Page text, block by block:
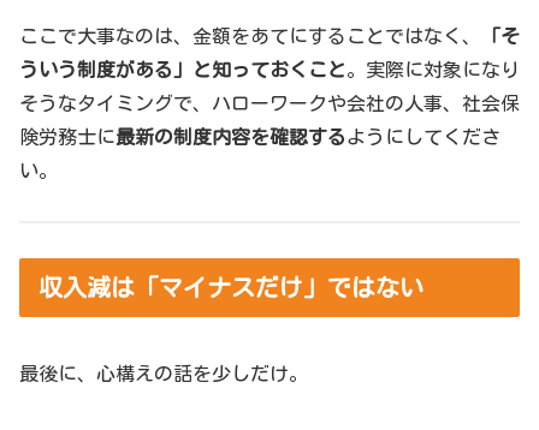
ここで大事なのは、金額をあてにすることではなく、
「そ
ういう制度がある」と知っておくこと。実際に対象になり
そうなタイミングで、ハローワークや会社の人事、社会保
険労務士に最新の制度内容を確認するようにしてくださ
い。
収入減は「マイナスだけ」ではない
最後に、心構えの話を少しだけ。